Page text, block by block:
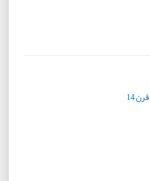
قرن 14